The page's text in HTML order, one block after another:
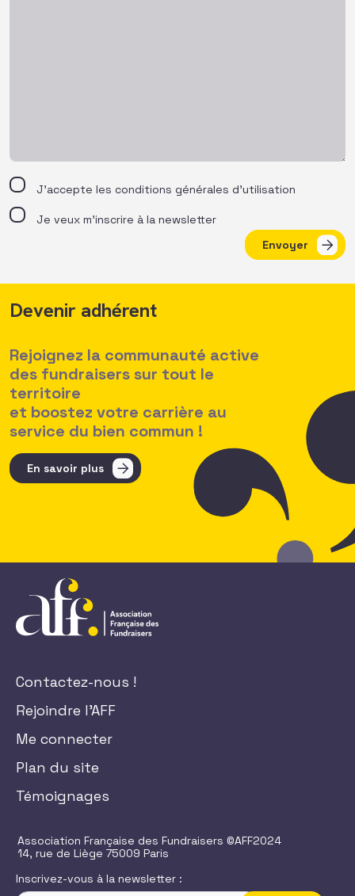
J’accepte les conditions générales d’utilisation
Je veux m'inscrire à la newsletter
Envoyer
Devenir adhérent
Rejoignez la communauté active
des fundraisers sur tout le
territoire
et boostez votre carrière au
service du bien commun !
En savoir plus
Contactez-nous !
Rejoindre l'AFF
Me connecter
Plan du site
Témoignages
Association Française des Fundraisers ©AFF2024
14, rue de Liège 75009 Paris
Inscrivez-vous à la newsletter :